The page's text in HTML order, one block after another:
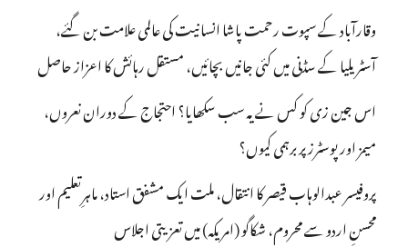
وقارآباد کے سپوت رحمت پاشا انسانیت کی عالمی علامت بن گئے،
آسٹریلیا کے سڈنی میں کئی جانیں بچائیں، مستقل رہائش کا اعزاز حاصل
اس جین زی کو کس نے یہ سب سکھایا؟ احتجاج کے دوران نعروں،
میمز اور پوسٹرز پر برہمی کیوں؟
پروفیسر عبدالوہاب قیصر کا انتقال، ملت ایک مشفق استاد، ماہرِتعلیم اور
محسنِ اردو سے محروم، شکاگو (امریکہ) میں تعزیتی اجلاس